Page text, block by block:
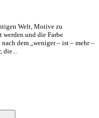
Welt, Motive zu
und die Farbe
dem „weniger – ist – mehr –